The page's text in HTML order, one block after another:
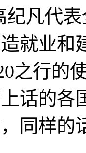
凡代表
就业和
之行的
话的各
同样的